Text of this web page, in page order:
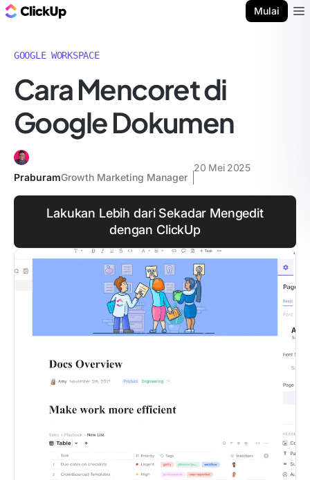
Mulai
GOOGLE WORKSPACE
Cara Mencoret di
Google Dokumen
PraburamGrowth Marketing Manager
20 Mei 2025
Lakukan Lebih dari Sekadar Mengedit
dengan ClickUp